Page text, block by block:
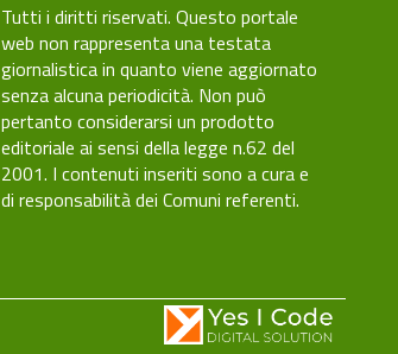
Tutti i diritti riservati. Questo portale
web non rappresenta una testata
giornalistica in quanto viene aggiornato
senza alcuna periodicità. Non può
pertanto considerarsi un prodotto
editoriale ai sensi della legge n.62 del
2001. I contenuti inseriti sono a cura e
di responsabilità dei Comuni referenti.